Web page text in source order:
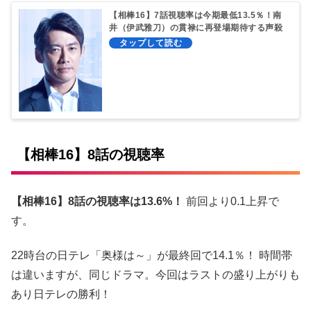
【相棒16】7話視聴率は今期最低13.5％！南
井（伊武雅刀）の貫禄に再登場期待する声殺
到
【相棒16】8話の視聴率
【相棒16】8話の視聴率は13.6%！ 前回より0.1上昇で
す。
22時台の日テレ「奥様は～」が最終回で14.1％！ 時間帯
は違いますが、同じドラマ。今回はラストの盛り上がりも
あり日テレの勝利！